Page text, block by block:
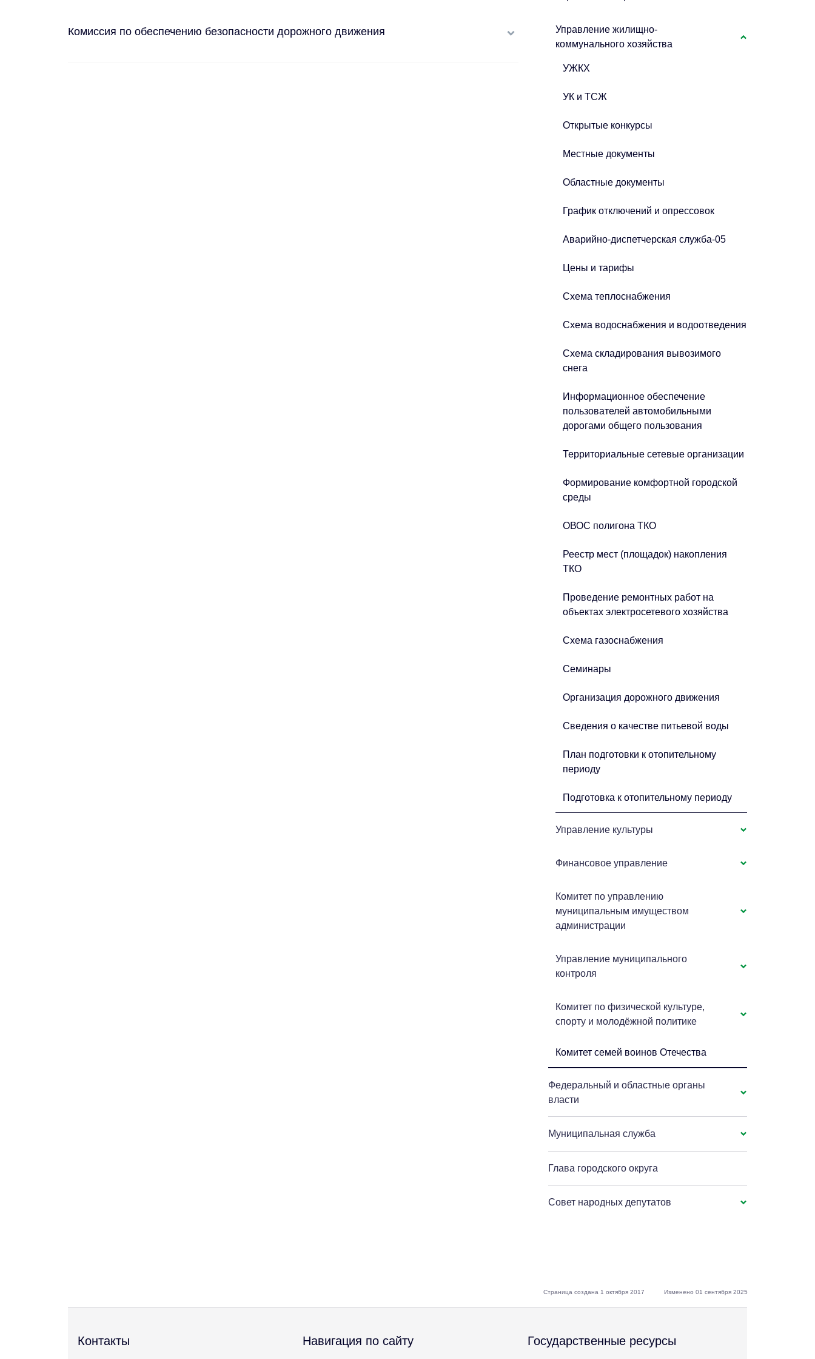
Комиссия по обеспечению безопасности дорожного движения
Управление жилищно-
коммунального хозяйства
УЖКХ
УК и ТСЖ
Открытые конкурсы
Местные документы
Областные документы
График отключений и опрессовок
Аварийно-диспетчерская служба-05
Цены и тарифы
Схема теплоснабжения
Схема водоснабжения и водоотведения
Схема складирования вывозимого
снега
Информационное обеспечение
пользователей автомобильными
дорогами общего пользования
Территориальные сетевые организации
Формирование комфортной городской
среды
ОВОС полигона ТКО
Реестр мест (площадок) накопления
ТКО
Проведение ремонтных работ на
объектах электросетевого хозяйства
Схема газоснабжения
Семинары
Организация дорожного движения
Сведения о качестве питьевой воды
План подготовки к отопительному
периоду
Подготовка к отопительному периоду
Управление культуры
Финансовое управление
Комитет по управлению
муниципальным имуществом
администрации
Управление муниципального
контроля
Комитет по физической культуре,
спорту и молодёжной политике
Комитет семей воинов Отечества
Федеральный и областные органы
власти
Муниципальная служба
Глава городского округа
Совет народных депутатов
Страница создана 1 октября 2017 Изменено 01 сентября 2025
Контакты Навигация по сайту Государственные ресурсы